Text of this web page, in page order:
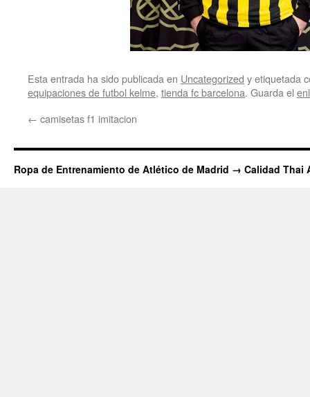
Esta entrada ha sido publicada en Uncategorized y etiquetada
equipaciones de futbol kelme, tienda fc barcelona. Guarda el
← camisetas f1 imitacion
Ropa de Entrenamiento de Atlético de Madrid → Calidad Thai